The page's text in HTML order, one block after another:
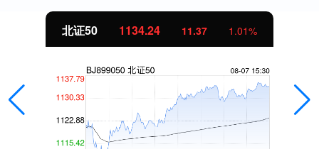
北证50 1134.24 11.37 1.01%